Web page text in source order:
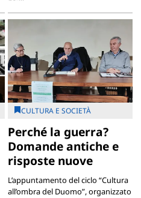
CULTURA E SOCIETÀ
Perché la guerra?
Domande antiche e
risposte nuove
L’appuntamento del ciclo “Cultura
all’ombra del Duomo”, organizzato